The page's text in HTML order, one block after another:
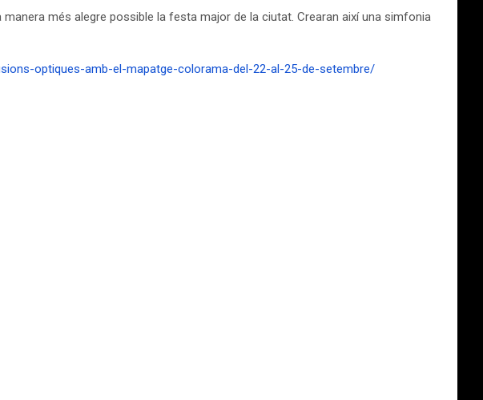
més alegre possible la festa major de la ciutat. Crearan així una simfonia
optiques-amb-el-mapatge-colorama-del-22-al-25-de-setembre/